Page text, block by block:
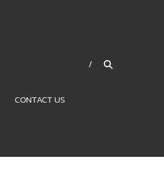
CONTACT US